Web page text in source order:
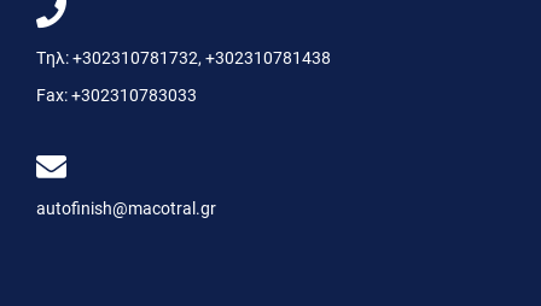
Τηλ:+302310781732, +302310781438
Fax:+302310783033
autofinish@macotral.gr